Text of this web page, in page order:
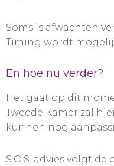
Soms is afwachten
Timing wordt
En hoe nu verder?
Het gaat op dit
Tweede Kamer zal
kunnen nog
S.O.S. advies volgt